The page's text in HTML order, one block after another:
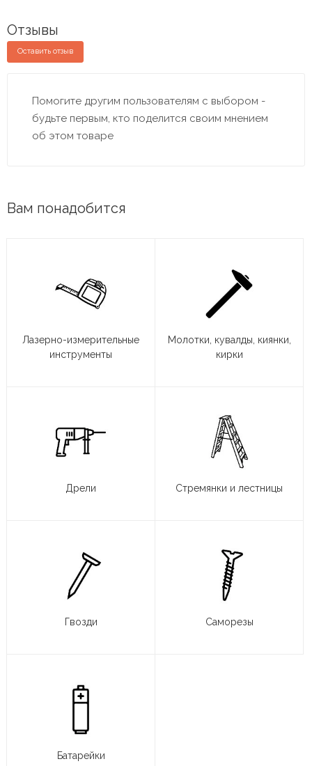
Отзывы
Оставить отзыв
Помогите другим пользователям с выбором -
будьте первым, кто поделится своим мнением
об этом товаре
Вам понадобится
Лазерно-измерительные
инструменты
Молотки, кувалды, киянки,
кирки
Дрели Стремянки и лестницы
Гвозди Саморезы
Батарейки